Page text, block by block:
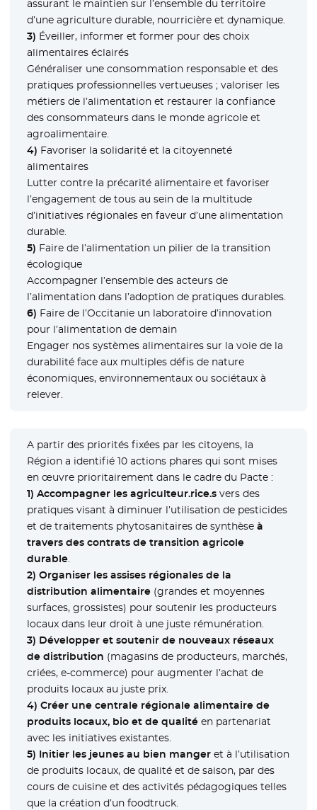
assurant le maintien sur l’ensemble du territoire
d’une agriculture durable, nourricière et dynamique.
3) Éveiller, informer et former pour des choix
alimentaires éclairés
Généraliser une consommation responsable et des
pratiques professionnelles vertueuses ; valoriser les
métiers de l’alimentation et restaurer la confiance
des consommateurs dans le monde agricole et
agroalimentaire.
4) Favoriser la solidarité et la citoyenneté
alimentaires
Lutter contre la précarité alimentaire et favoriser
l’engagement de tous au sein de la multitude
d’initiatives régionales en faveur d’une alimentation
durable.
5) Faire de l’alimentation un pilier de la transition
écologique
Accompagner l’ensemble des acteurs de
l’alimentation dans l’adoption de pratiques durables.
6) Faire de l’Occitanie un laboratoire d’innovation
pour l’alimentation de demain
Engager nos systèmes alimentaires sur la voie de la
durabilité face aux multiples défis de nature
économiques, environnementaux ou sociétaux à
relever.
A partir des priorités fixées par les citoyens, la
Région a identifié 10 actions phares qui sont mises
en œuvre prioritairement dans le cadre du Pacte :
1) Accompagner les agriculteur.rice.s vers des
pratiques visant à diminuer l’utilisation de pesticides
et de traitements phytosanitaires de synthèseà
travers des contrats de transition agricole
durable.
2) Organiser les assises régionales de la
distribution alimentaire (grandes et moyennes
surfaces, grossistes) pour soutenir les producteurs
locaux dans leur droit à une juste rémunération.
3) Développer et soutenir de nouveaux réseaux
de distribution (magasins de producteurs, marchés,
criées, e-commerce) pour augmenter l’achat de
produits locaux au juste prix.
4) Créer une centrale régionale alimentaire de
produits locaux, bio et de qualité en partenariat
avec les initiatives existantes.
5) Initier les jeunes au bien mangeret à l’utilisation
de produits locaux, de qualité et de saison, par des
cours de cuisine et des activités pédagogiques telles
que la création d’un foodtruck.